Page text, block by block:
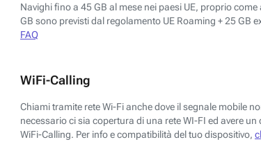
Navighi fino a 45 GB al mese nei paesi UE, proprio
GB sono previsti dal regolamento UE Roaming + 25 GB
FAQ
WiFi-Calling
Chiami tramite rete Wi-Fi anche dove il segnale mobile
necessario ci sia copertura di una rete WI-FI ed avere
WiFi-Calling. Per info e compatibilità del tuo dispositivo,